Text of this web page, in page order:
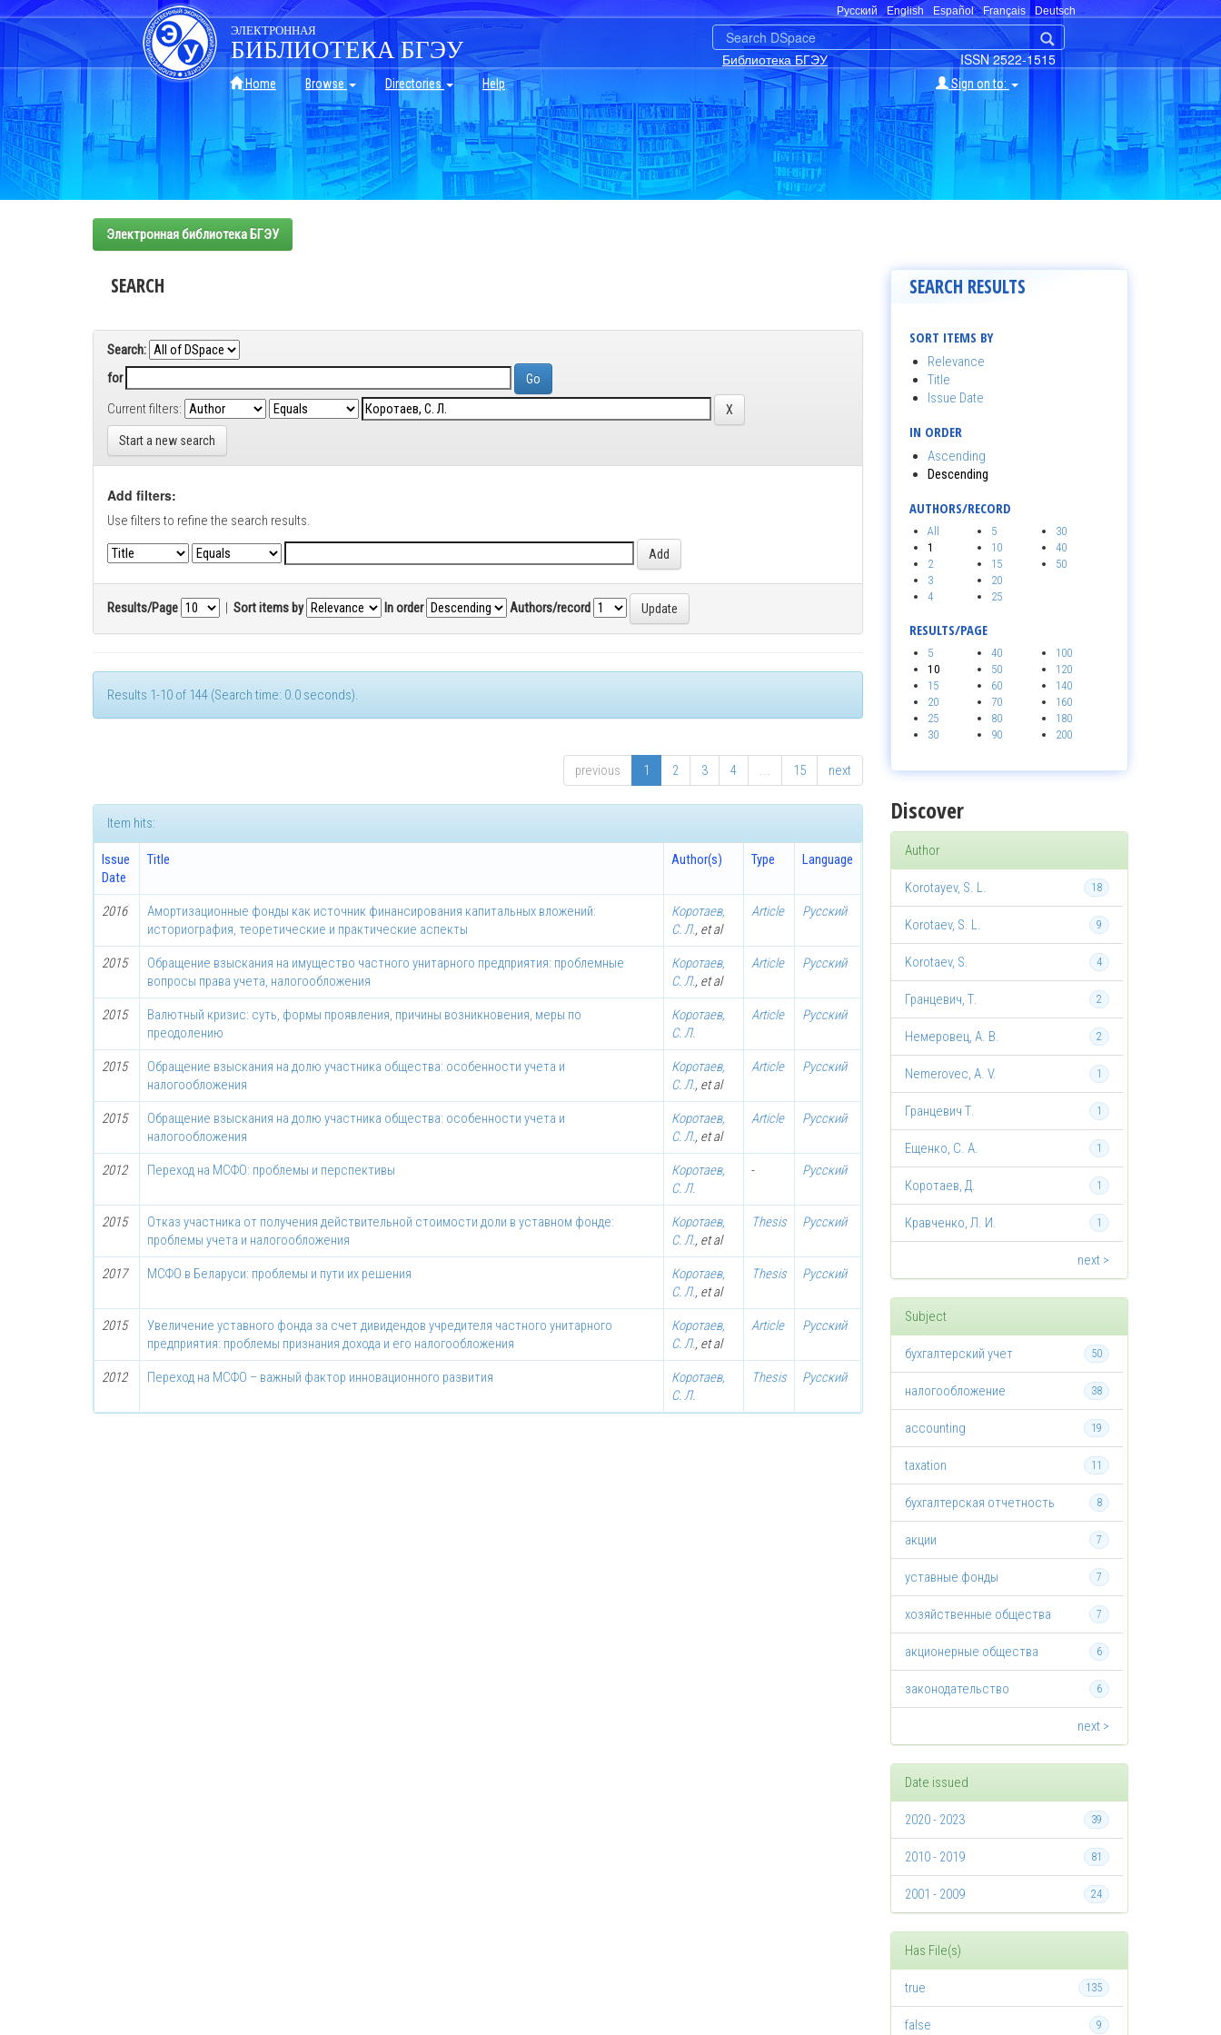
Skip
navigation
Русский English Español Français Deutsch
ISSN 2522-1515
Библиотека БГЭУ
ЭЛЕКТРОННАЯ
БИБЛИОТЕКА БГЭУ
Home Browse Directories Help Sign on to:
Электронная библиотека БГЭУ
SEARCH
Search:
for
Current filters:
Start a new search
Add filters:
Use filters to refine the search results.
Results/Page | Sort items by In order Authors/record
Results 1-10 of 144 (Search time: 0.0 seconds).
previous 1 2 3 4 ... 15 next
Item hits:
Issue
Date
Title Author(s) Type Language
2016
Амортизационные фонды как источник финансирования капитальных вложений:
историография, теоретические и практические аспекты
Коротаев,
С. Л., et al
Article Русский
2015
Обращение взыскания на имущество частного унитарного предприятия: проблемные
вопросы права учета, налогообложения
Коротаев,
С. Л., et al
Article Русский
2015
Валютный кризис: суть, формы проявления, причины возникновения, меры по
преодолению
Коротаев,
С. Л.
Article Русский
2015
Обращение взыскания на долю участника общества: особенности учета и
налогообложения
Коротаев,
С. Л., et al
Article Русский
2015
Обращение взыскания на долю участника общества: особенности учета и
налогообложения
Коротаев,
С. Л., et al
Article Русский
2012 Переход на МСФО: проблемы и перспективы
Коротаев,
С. Л.
- Русский
2015
Отказ участника от получения действительной стоимости доли в уставном фонде:
проблемы учета и налогообложения
Коротаев,
С. Л., et al
Thesis Русский
2017 МСФО в Беларуси: проблемы и пути их решения
Коротаев,
С. Л., et al
Thesis Русский
2015
Увеличение уставного фонда за счет дивидендов учредителя частного унитарного
предприятия: проблемы признания дохода и его налогообложения
Коротаев,
С. Л., et al
Article Русский
2012 Переход на МСФО – важный фактор инновационного развития
Коротаев,
С. Л.
Thesis Русский
SEARCH RESULTS
SORT ITEMS BY
Relevance
Title
Issue Date
IN ORDER
Ascending
Descending
AUTHORS/RECORD
All
1
2
3
4
5
10
15
20
25
30
40
50
RESULTS/PAGE
5
10
15
20
25
30
40
50
60
70
80
90
100
120
140
160
180
200
Discover
Author
18
Korotayev, S. L.
9
Korotaev, S. L.
4
Korotaev, S.
2
Гранцевич, Т.
2
Немеровец, А. В.
1
Nemerovec, A. V.
1
Гранцевич Т.
1
Ещенко, С. А.
1
Коротаев, Д.
1
Кравченко, Л. И.
next >
Subject
50
бухгалтерский учет
38
налогообложение
19
accounting
11
taxation
8
бухгалтерская отчетность
7
акции
7
уставные фонды
7
хозяйственные общества
6
акционерные общества
6
законодательство
next >
Date issued
39
2020 - 2023
81
2010 - 2019
24
2001 - 2009
Has File(s)
135
true
9
false